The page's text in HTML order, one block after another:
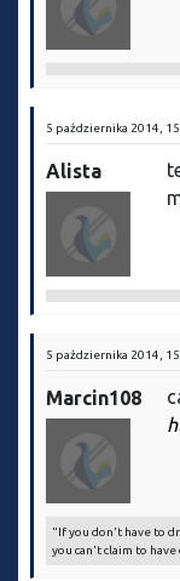
5 października 2014,
Alista
5 października 2014,
Marcin108
"If you don't have to
you can't claim to